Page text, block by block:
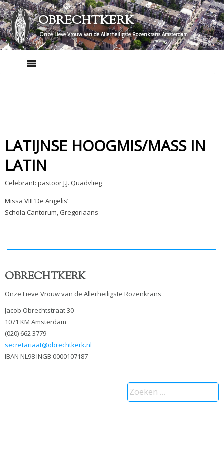
Skip
to
content
OBRECHTKERK
Onze Lieve Vrouw van de Allerheiligste Rozenkrans Amsterdam
LATIJNSE HOOGMIS/MASS IN
LATIN
Celebrant: pastoor J.J. Quadvlieg
Missa VIII ‘De Angelis’
Schola Cantorum, Gregoriaans
OBRECHTKERK
Onze Lieve Vrouw van de Allerheiligste Rozenkrans
Jacob Obrechtstraat 30
1071 KM Amsterdam
(020) 662 3779
secretariaat@obrechtkerk.nl
IBAN NL98 INGB 0000107187
Zoeken
naar: